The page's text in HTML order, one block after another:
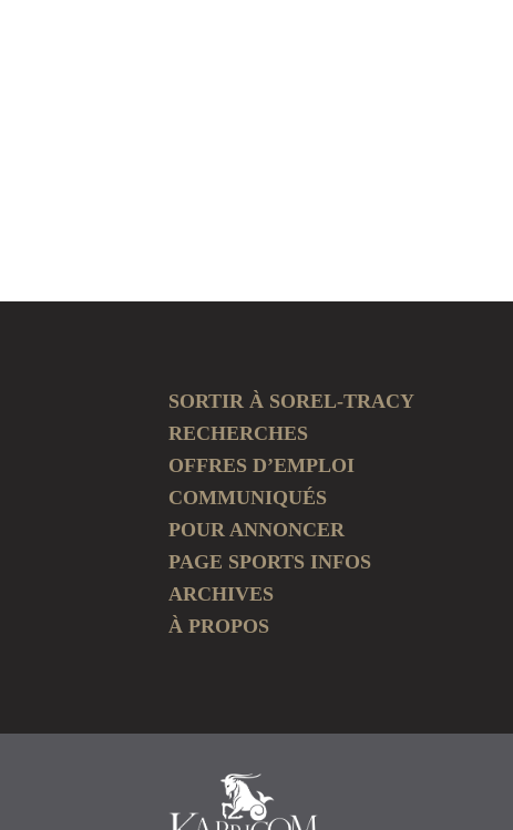
SORTIR À SOREL-TRACY
RECHERCHES
OFFRES D’EMPLOI
COMMUNIQUÉS
POUR ANNONCER
PAGE SPORTS INFOS
ARCHIVES
À PROPOS